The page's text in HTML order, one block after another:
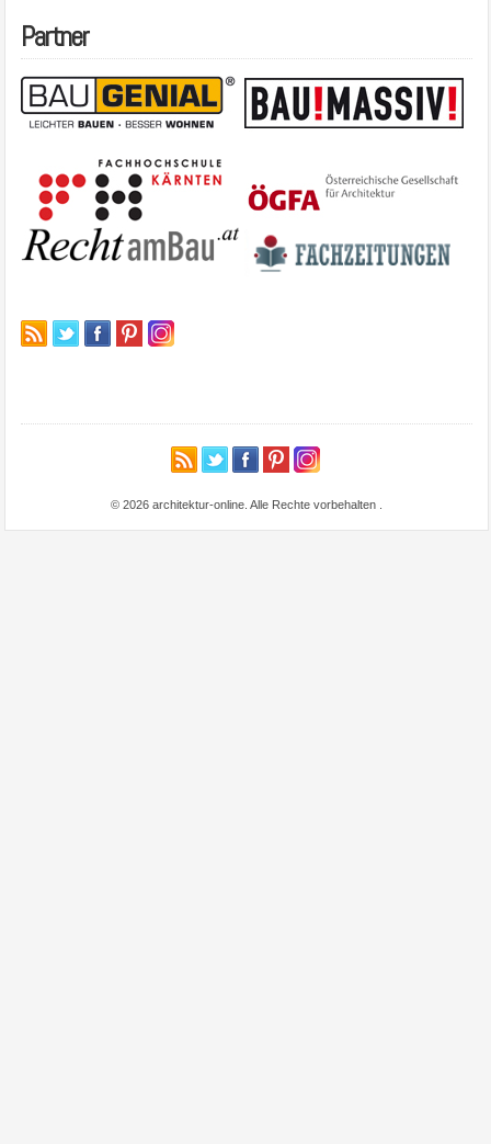
Partner
© 2026 architektur-online. Alle Rechte vorbehalten .